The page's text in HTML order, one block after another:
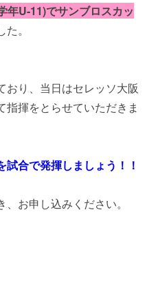
年U-11)でサンブロスカッ
。
おり、当日はセレッソ大阪
指揮をとらせていただきま
合で発揮しましょう！！
お申し込みください。